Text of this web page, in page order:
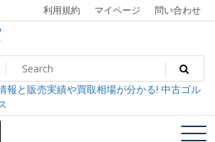
利用規約 マイページ 問い合わせ
Market dev
級！U-SHOPゴルフマーケット
報と販売実績や買取相場が分かる! 中古ゴル